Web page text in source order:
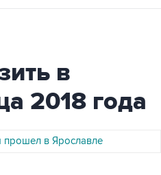
в
2018 года
прошел в Ярославле